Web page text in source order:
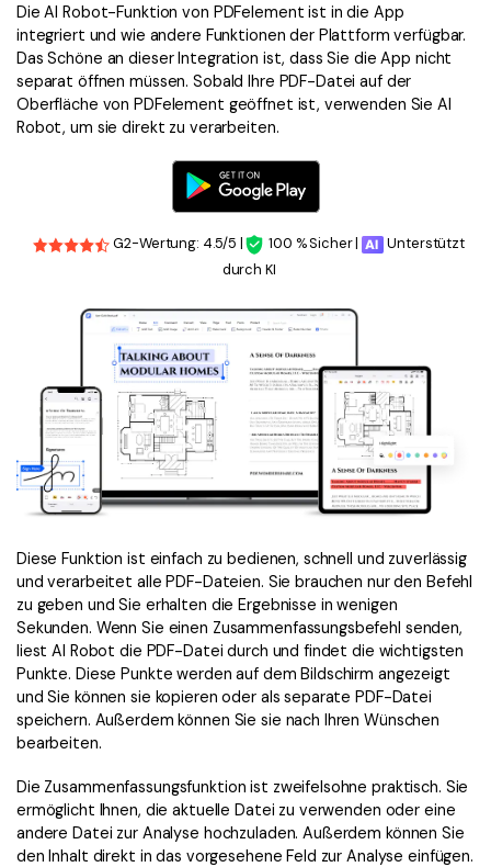
Die AI Robot-Funktion von PDFelement ist in die App
integriert und wie andere Funktionen der Plattform verfügbar.
Das Schöne an dieser Integration ist, dass Sie die App nicht
separat öffnen müssen. Sobald Ihre PDF-Datei auf der
Oberfläche von PDFelement geöffnet ist, verwenden Sie AI
Robot, um sie direkt zu verarbeiten.
G2-Wertung: 4.5/5 | 100 % Sicher |
Unterstützt
durch KI
Diese Funktion ist einfach zu bedienen, schnell und zuverlässig
und verarbeitet alle PDF-Dateien. Sie brauchen nur den Befehl
zu geben und Sie erhalten die Ergebnisse in wenigen
Sekunden. Wenn Sie einen Zusammenfassungsbefehl senden,
liest AI Robot die PDF-Datei durch und findet die wichtigsten
Punkte. Diese Punkte werden auf dem Bildschirm angezeigt
und Sie können sie kopieren oder als separate PDF-Datei
speichern. Außerdem können Sie sie nach Ihren Wünschen
bearbeiten.
Die Zusammenfassungsfunktion ist zweifelsohne praktisch. Sie
ermöglicht Ihnen, die aktuelle Datei zu verwenden oder eine
andere Datei zur Analyse hochzuladen. Außerdem können Sie
den Inhalt direkt in das vorgesehene Feld zur Analyse einfügen.